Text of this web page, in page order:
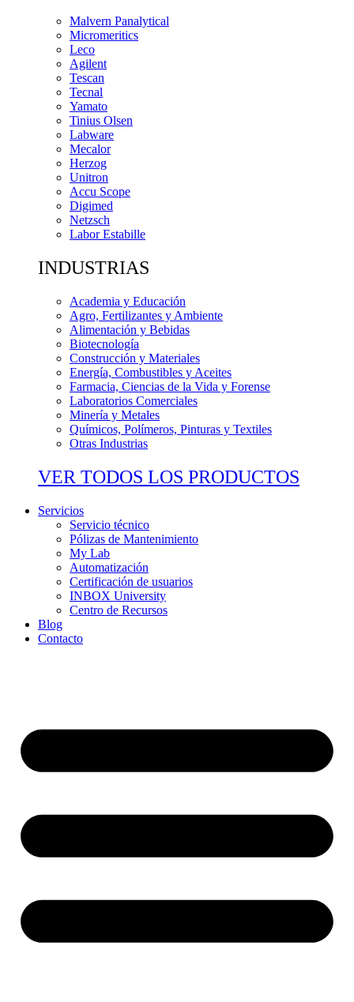
Malvern Panalytical
Micromeritics
Leco
Agilent
Tescan
Tecnal
Yamato
Tinius Olsen
Labware
Mecalor
Herzog
Unitron
Accu Scope
Digimed
Netzsch
Labor Estabille
INDUSTRIAS
Academia y Educación
Agro, Fertilizantes y Ambiente
Alimentación y Bebidas
Biotecnología
Construcción y Materiales
Energía, Combustibles y Aceites
Farmacia, Ciencias de la Vida y Forense
Laboratorios Comerciales
Minería y Metales
Químicos, Polímeros, Pinturas y Textiles
Otras Industrias
VER TODOS LOS PRODUCTOS
Servicios
Servicio técnico
Pólizas de Mantenimiento
My Lab
Automatización
Certificación de usuarios
INBOX University
Centro de Recursos
Blog
Contacto